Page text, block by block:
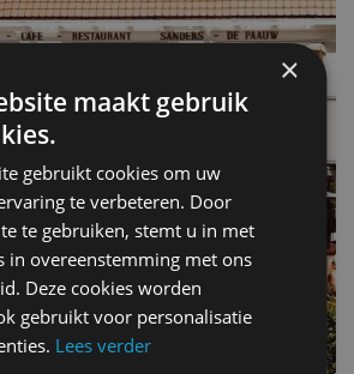
×
maakt gebruik
gebruikt cookies om uw
te verbeteren. Door
te gebruiken, stemt u in met
in overeenstemming met ons
Deze cookies worden
gebruikt voor personalisatie
Lees verder